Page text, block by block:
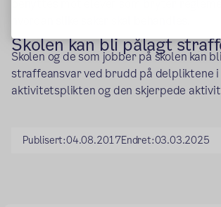
Skolen kan bli pålagt
Skolen og de som jobber på skolen kan
straffeansvar ved brudd på delpliktene i
aktivitetsplikten og den skjerpede
Publisert:04.08.2017Endret:03.03.2025